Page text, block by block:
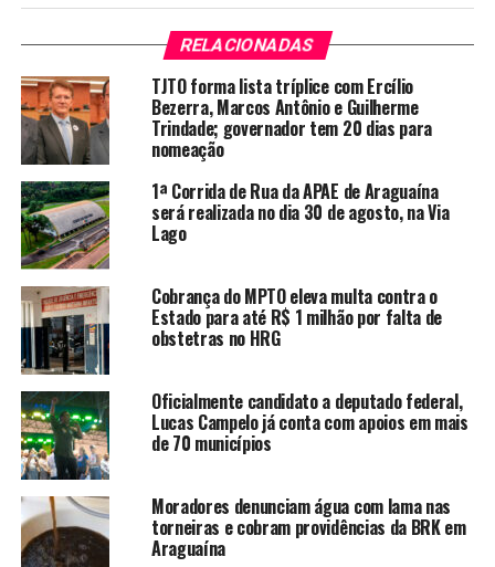
RELACIONADAS
TJTO forma lista tríplice com Ercílio
Bezerra, Marcos Antônio e Guilherme
Trindade; governador tem 20 dias para
nomeação
1ª Corrida de Rua da APAE de Araguaína
será realizada no dia 30 de agosto, na Via
Lago
Cobrança do MPTO eleva multa contra o
Estado para até R$ 1 milhão por falta de
obstetras no HRG
Oficialmente candidato a deputado federal,
Lucas Campelo já conta com apoios em mais
de 70 municípios
Moradores denunciam água com lama nas
torneiras e cobram providências da BRK em
Araguaína